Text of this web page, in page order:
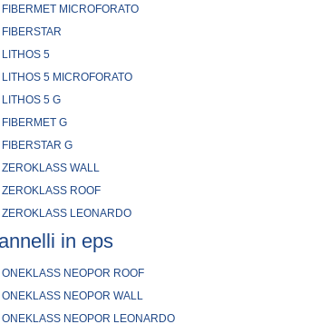
FIBERMET MICROFORATO
FIBERSTAR
LITHOS 5
LITHOS 5 MICROFORATO
LITHOS 5 G
FIBERMET G
FIBERSTAR G
ZEROKLASS WALL
ZEROKLASS ROOF
ZEROKLASS LEONARDO
in eps
ONEKLASS NEOPOR ROOF
ONEKLASS NEOPOR WALL
ONEKLASS NEOPOR LEONARDO